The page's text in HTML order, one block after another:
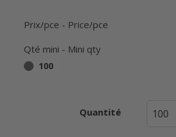
Prix/pce - Price/pce
Qté mini - Mini qty
100
Quantité